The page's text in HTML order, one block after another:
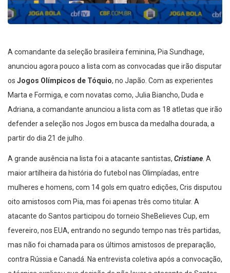
A comandante da seleção brasileira feminina, Pia Sundhage,
anunciou agora pouco a lista com as convocadas que irão disputar
os Jogos Olímpicos de Tóquio, no Japão. Com as experientes
Marta e Formiga, e com novatas como, Julia Biancho, Duda e
Adriana, a comandante anunciou a lista com as 18 atletas que irão
defender a seleção nos Jogos em busca da medalha dourada, a
partir do dia 21 de julho.
A grande ausência na lista foi a atacante santistas, Cristiane. A
maior artilheira da história do futebol nas Olimpíadas, entre
mulheres e homens, com 14 gols em quatro edições, Cris disputou
oito amistosos com Pia, mas foi apenas três como titular. A
atacante do Santos participou do torneio SheBelieves Cup, em
fevereiro, nos EUA, entrando no segundo tempo nas três partidas,
mas não foi chamada para os últimos amistosos de preparação,
contra Rússia e Canadá. Na entrevista coletiva após a convocação,